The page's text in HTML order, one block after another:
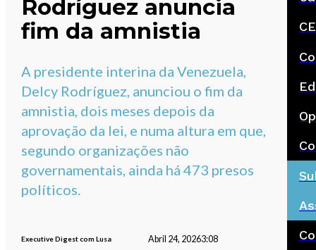
Rodríguez anuncia
fim da amnistia
A presidente interina da Venezuela,
Delcy Rodríguez, anunciou o fim da
amnistia, dois meses depois da
aprovação da lei, e numa altura em que,
segundo organizações não
governamentais, ainda há 473 presos
políticos.
Executive Digest com Lusa Abril 24, 20263:08